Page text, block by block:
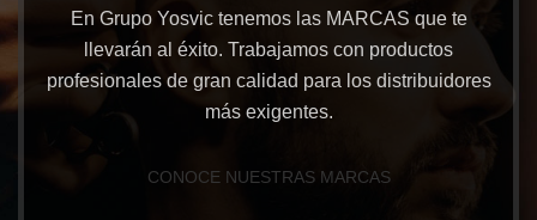
En Grupo Yosvic tenemos las MARCAS que te
llevarán al éxito. Trabajamos con productos
profesionales de gran calidad para los distribuidores
más exigentes.
CONOCE NUESTRAS MARCAS